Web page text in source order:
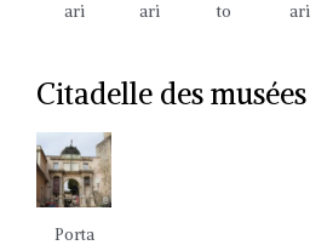
ari
ari
to
ari
Citadelle des musées
Porta